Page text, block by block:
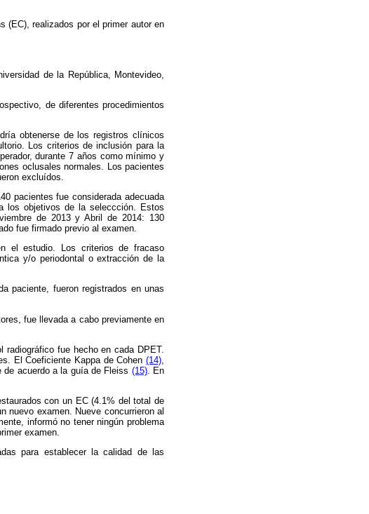
(EC), realizados por el primer autor en
de la República, Montevideo,
de diferentes procedimientos
obtenerse de los registros clínicos
Los criterios de inclusión para la
durante 7 años como mínimo y
oclusales normales. Los pacientes
excluídos.
pacientes fue considerada adecuada
los objetivos de la seleccción. Estos
de 2013 y Abril de 2014: 130
fue firmado previo al examen.
el estudio. Los criterios de fracaso
y/o periodontal o extracción de la
paciente, fueron registrados en unas
fue llevada a cabo previamente en
radiográfico fue hecho en cada DPET.
El Coeficiente Kappa de Cohen (14)
acuerdo a la guía de Fleiss (15). En
con un EC (4.1% del total de
nuevo examen. Nueve concurrieron al
informó no tener ningún problema
examen.
para establecer la calidad de las